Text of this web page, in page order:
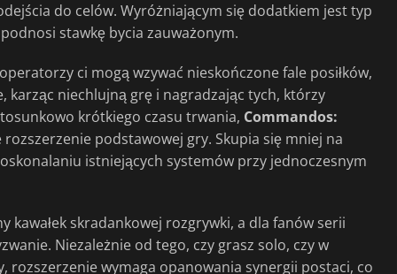
do celów. Wyróżniającym się dodatkiem jest typ
stawkę bycia zauważonym.
ci mogą wzywać nieskończone fale posiłków,
karząc niechlujną grę i nagradzając tych, którzy
krótkiego czasu trwania, Commandos:
rozszerzenie podstawowej gry. Skupia się mniej na
istniejących systemów przy jednoczesnym
skradankowej rozgrywki, a dla fanów serii
Niezależnie od tego, czy grasz solo, czy w
wymaga opanowania synergii postaci, co